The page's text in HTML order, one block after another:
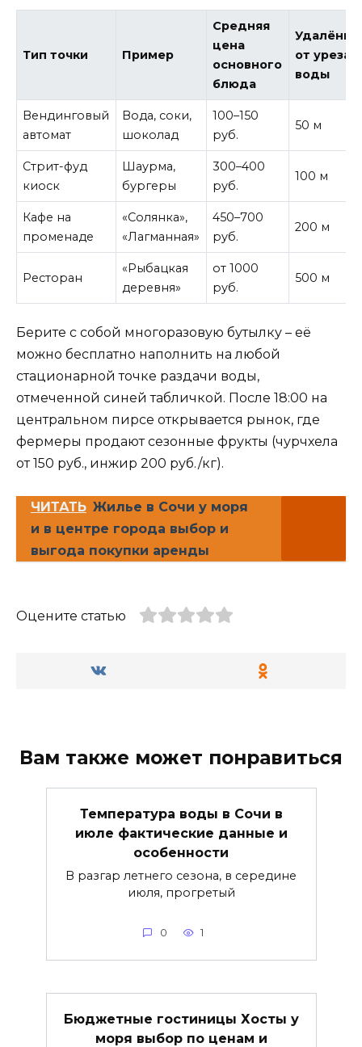
Тип точки Пример
Средняя
цена
основного
блюда
от уреза
воды
Вендинговый
автомат
Вода, соки,
шоколад
100–150
руб.
50 м
Стрит-фуд
киоск
Шаурма,
бургеры
300–400
руб.
100 м
Кафе на
променаде
«Солянка»,
«Лагманная»
450–700
руб.
200 м
Ресторан
«Рыбацкая
деревня»
от 1000
руб.
500 м
Берите с собой многоразовую бутылку – её
можно бесплатно наполнить на любой
стационарной точке раздачи воды,
отмеченной синей табличкой. После 18:00 на
центральном пирсе открывается рынок, где
фермеры продают сезонные фрукты (чурчхела
от 150 руб., инжир 200 руб./кг).
ЧИТАТЬ Жилье в Сочи у моря
и в центре города выбор и
выгода покупки аренды
Оцените статью
Вам также может понравиться
Температура воды в Сочи в
июле фактические данные и
особенности
В разгар летнего сезона, в середине
июля, прогретый
0 1
Бюджетные гостиницы Хосты у
моря выбор по ценам и